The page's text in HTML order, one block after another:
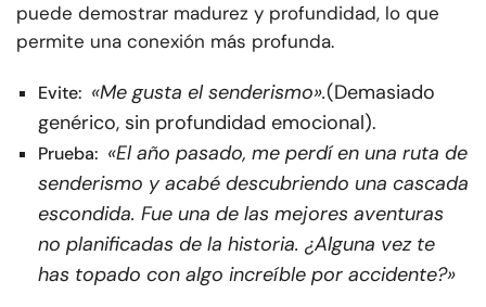
puede demostrar madurez y profundidad, lo que
permite una conexión más profunda.
Evite: «Me gusta el senderismo».(Demasiado
genérico, sin profundidad emocional).
Prueba: «El año pasado, me perdí en una ruta de
senderismo y acabé descubriendo una cascada
escondida. Fue una de las mejores aventuras
no planificadas de la historia. ¿Alguna vez te
has topado con algo increíble por accidente?»